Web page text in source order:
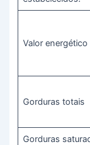
Valor energético
Gorduras totais
Gorduras